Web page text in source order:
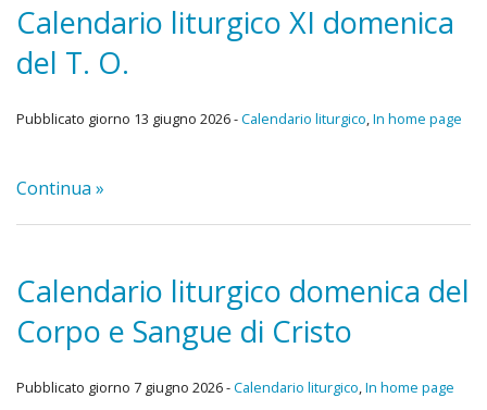
Calendario liturgico XI domenica
del T. O.
Pubblicato giorno 13 giugno 2026 -Calendario liturgico,In home page
Continua »
Calendario liturgico domenica del
Corpo e Sangue di Cristo
Pubblicato giorno 7 giugno 2026 -Calendario liturgico,In home page